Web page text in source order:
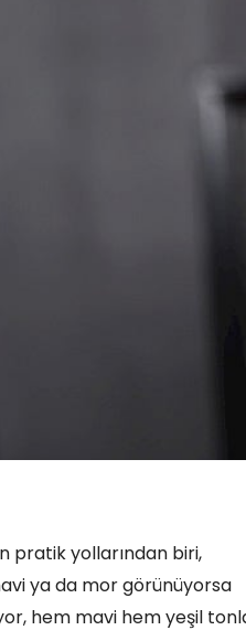
pratik yollarından biri,
ya da mor görünüyorsa
hem mavi hem yeşil